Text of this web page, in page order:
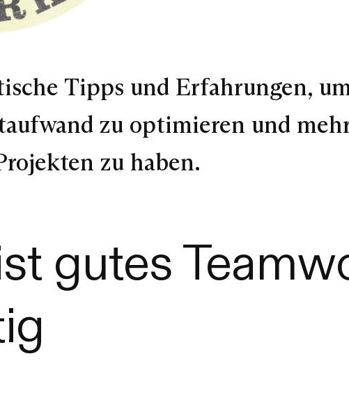
Tipps und Erfahrungen,
zu optimieren und
zu haben.
gutes